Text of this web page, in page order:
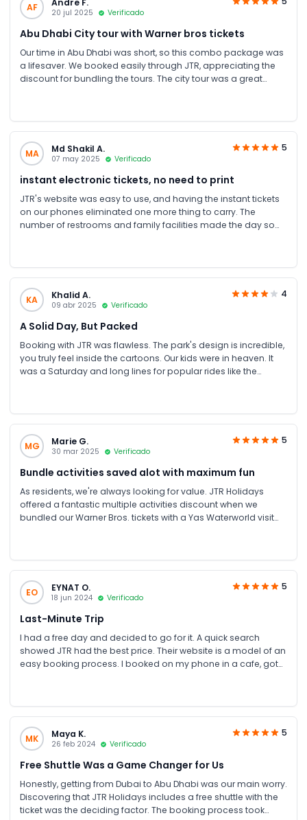
AF Andre F.
20 jul 2025 Verificado
Abu Dhabi City tour with Warner bros tickets
Our time in Abu Dhabi was short, so this combo package was
a lifesaver. We booked easily through JTR, appreciating the
discount for bundling the tours. The city tour was a great
MA Md Shakil A.
07 may 2025 Verificado
5
instant electronic tickets, no need to print
JTR's website was easy to use, and having the instant tickets
on our phones eliminated one more thing to carry. The
number of restrooms and family facilities made the day so
KA Khalid A.
09 abr 2025 Verificado
4
A Solid Day, But Packed
Booking with JTR was flawless. The park's design is incredible,
you truly feel inside the cartoons. Our kids were in heaven. It
was a Saturday and long lines for popular rides like the
MG Marie G.
30 mar 2025 Verificado
5
Bundle activities saved alot with maximum fun
As residents, we're always looking for value. JTR Holidays
offered a fantastic multiple activities discount when we
bundled our Warner Bros. tickets with a Yas Waterworld visit
EO EYNAT O.
18 jun 2024 Verificado
5
Last-Minute Trip
I had a free day and decided to go for it. A quick search
showed JTR had the best price. Their website is a model of an
easy booking process. I booked on my phone in a cafe, got
MK Maya K.
26 feb 2024 Verificado
5
Free Shuttle Was a Game Changer for Us
Honestly, getting from Dubai to Abu Dhabi was our main worry.
Discovering that JTR Holidays includes a free shuttle with the
ticket was the deciding factor. The booking process took